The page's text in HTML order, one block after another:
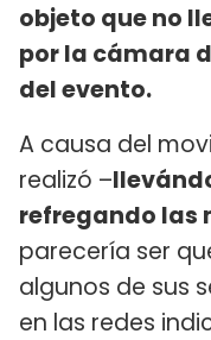
objeto que no
por la cámara
del evento.
A causa del
realizó –
refregando las
parecería ser
algunos de sus
en las redes